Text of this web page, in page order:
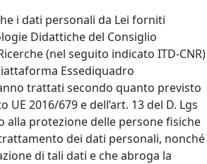
i dati personali da Lei forniti
Didattiche del Consiglio
(nel seguito indicato ITD-CNR)
Essediquadro
trattati secondo quanto previsto
UE 2016/679 e dell’art. 13 del D. Lgs
alla protezione delle persone fisiche
dei dati personali, nonché
di tali dati e che abroga la